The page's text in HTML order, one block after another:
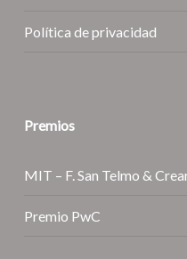
Política de privacidad
Premios
MIT – F. San Telmo &
Premio PwC